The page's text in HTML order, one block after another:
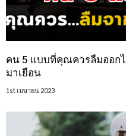
คน 5 แบบที่คุณควรลืมออก
มาเยือน
1st เมษายน 2023